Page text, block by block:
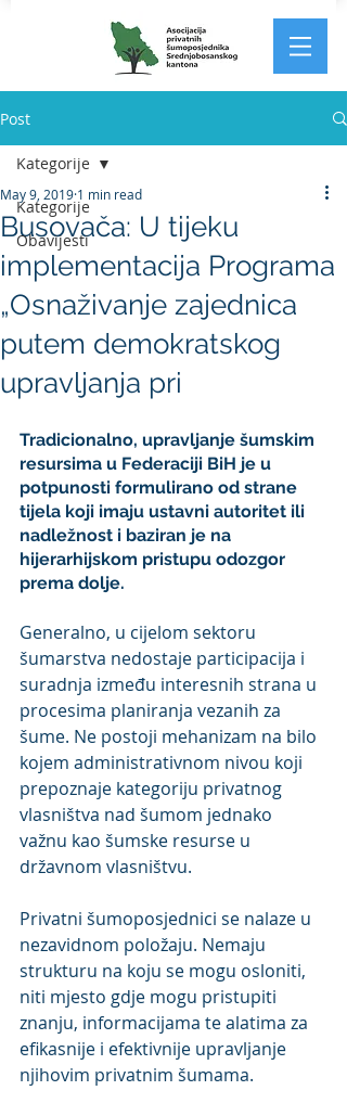
Post
Kategorije
Obavijesti
Kategorije
Busovača: U tijeku
implementacija Programa
„Osnaživanje zajednica
putem demokratskog
upravljanja pri
May 9, 2019 1 min read
Tradicionalno, upravljanje šumskim
resursima u Federaciji BiH je u
potpunosti formulirano od strane
tijela koji imaju ustavni autoritet ili
nadležnost i baziran je na
hijerarhijskom pristupu odozgor
prema dolje.
Generalno, u cijelom sektoru
šumarstva nedostaje participacija i
suradnja između interesnih strana u
procesima planiranja vezanih za
šume. Ne postoji mehanizam na bilo
kojem administrativnom nivou koji
prepoznaje kategoriju privatnog
vlasništva nad šumom jednako
važnu kao šumske resurse u
državnom vlasništvu.
Privatni šumoposjednici se nalaze u
nezavidnom položaju. Nemaju
strukturu na koju se mogu osloniti,
niti mjesto gdje mogu pristupiti
znanju, informacijama te alatima za
efikasnije i efektivnije upravljanje
njihovim privatnim šumama.